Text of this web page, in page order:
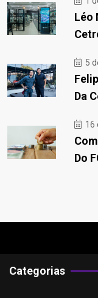
Léo
5
Da
16
Do
Categorias